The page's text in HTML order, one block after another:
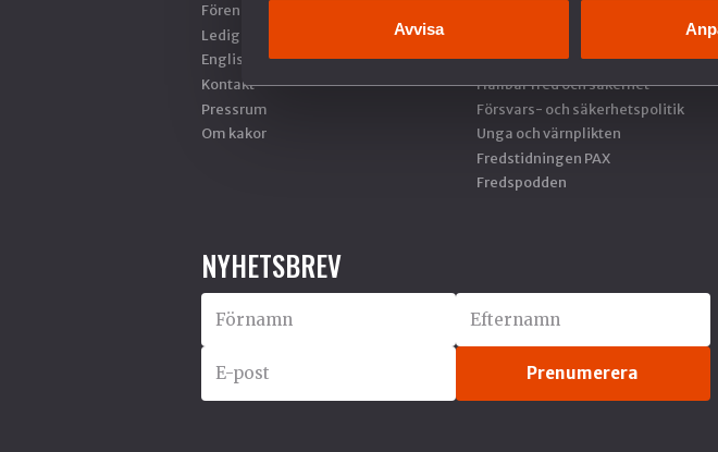
Avvisa
Föreningsinformation
Lediga tjänster
English
Kontakt
Pressrum
Om kakor
Situationen i Palestina och Israel
Hållbar fred och säkerhet
Försvars- och säkerhetspolitik
Unga och värnplikten
Fredstidningen PAX
Fredspodden
NYHETSBREV